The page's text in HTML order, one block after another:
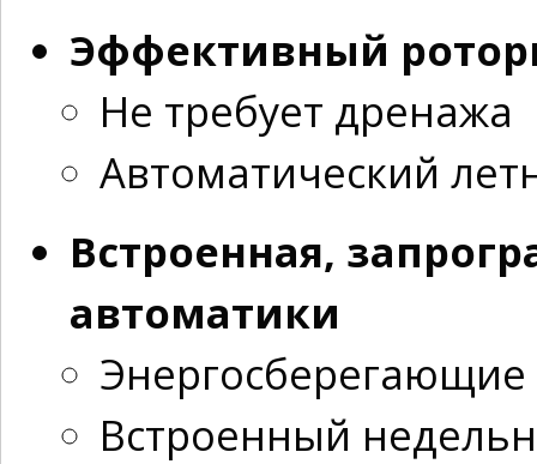
Эффективный
Не требует дренажа
Автоматический
Встроенная,
автоматики
Встроенный